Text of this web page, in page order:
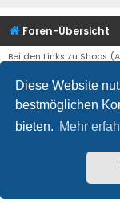
Diese Website
bestmöglichen
bieten. Mehr
Foren-Übersicht
Bei den Links zu Shops
Stern (*) markiert
den Kauf eines
Umsatzbeteiligung
Einnahmen